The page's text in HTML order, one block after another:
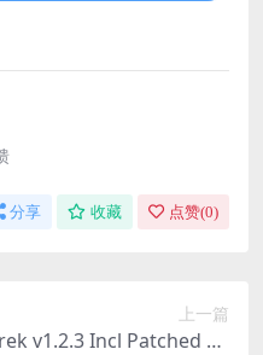
分享 收藏 点赞(0)
上一篇
v1.2.3 Incl Patched an